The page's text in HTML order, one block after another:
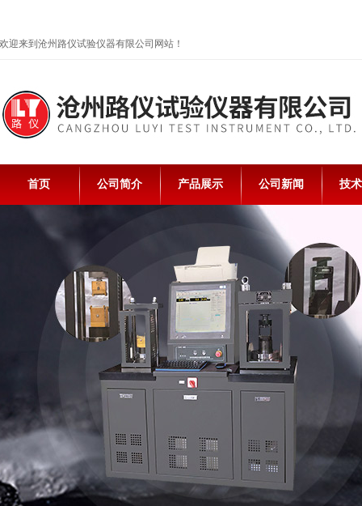
欢迎来到沧州路仪试验仪器有限公司网站！
首页 公司简介 产品展示 公司新闻 技